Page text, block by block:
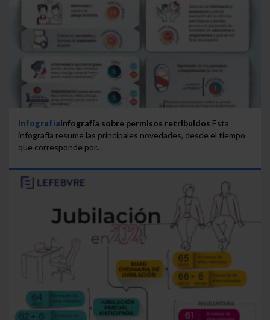
InfografíaInfografía sobre permisos retribuidos Esta
infografía resume las principales novedades, desde el tiempo
que corresponde por...